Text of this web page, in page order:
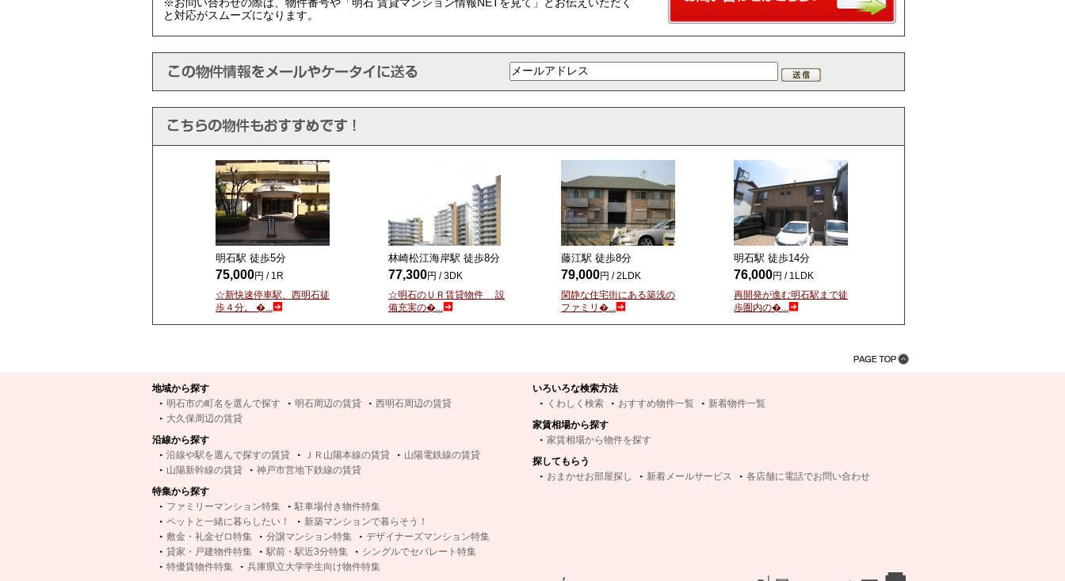
と対応がスムーズになります。
明石駅 徒歩5分
75,000円 / 1R
☆新快速停車駅、西明石徒
歩４分。 �...
林崎松江海岸駅 徒歩8分
77,300円 / 3DK
☆明石のＵＲ賃貸物件 設
備充実の�...
藤江駅 徒歩8分
79,000円 / 2LDK
閑静な住宅街にある築浅の
ファミリ�...
明石駅 徒歩14分
76,000円 / 1LDK
再開発が進む明石駅まで徒
歩圏内の�...
地域から探す
明石市の町名を選んで探す
明石周辺の賃貸
西明石周辺の賃貸
大久保周辺の賃貸
沿線から探す
沿線や駅を選んで探すの賃貸
ＪＲ山陽本線の賃貸
山陽電鉄線の賃貸
山陽新幹線の賃貸
神戸市営地下鉄線の賃貸
特集から探す
ファミリーマンション特集
駐車場付き物件特集
ペットと一緒に暮らしたい！
新築マンションで暮らそう！
敷金・礼金ゼロ特集
分譲マンション特集
デザイナーズマンション特集
貸家・戸建物件特集
駅前・駅近3分特集
シングルでセパレート特集
特優賃物件特集
兵庫県立大学学生向け物件特集
いろいろな検索方法
くわしく検索
おすすめ物件一覧
新着物件一覧
家賃相場から探す
家賃相場から物件を探す
探してもらう
おまかせお部屋探し
新着メールサービス 各店舗に電話でお問い合わせ